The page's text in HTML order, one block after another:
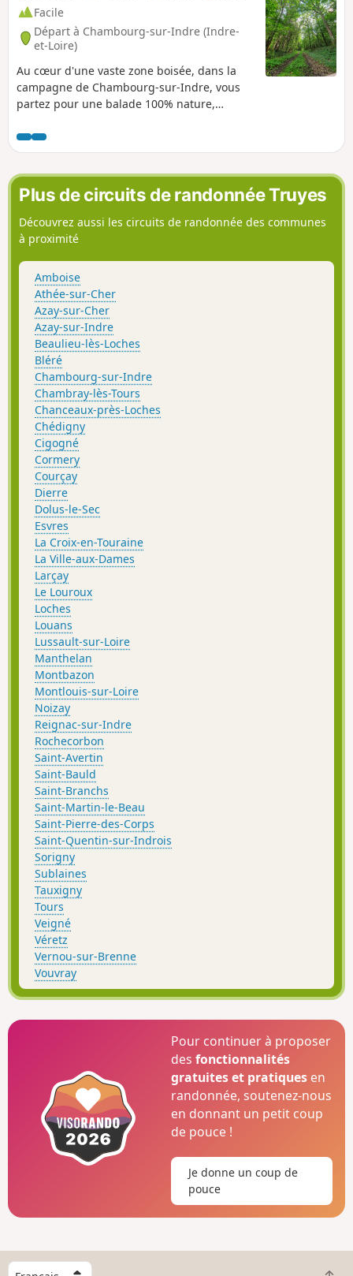
Facile
Départ à Chambourg-sur-Indre (Indre-
et-Loire)
Au cœur d'une vaste zone boisée, dans la
campagne de Chambourg-sur-Indre, vous
partez pour une balade 100% nature,
Quelques pas à travers champs et dans des
hameaux chambourgeois vous conduiront
dans les bois où vous aurez peut-être
l'occasion d'apercevoir un chevreuil ou un
autre habitant de la forêt.
Plus de circuits de randonnée Truyes
Découvrez aussi les circuits de randonnée des communes
à proximité
Amboise
Athée-sur-Cher
Azay-sur-Cher
Azay-sur-Indre
Beaulieu-lès-Loches
Bléré
Chambourg-sur-Indre
Chambray-lès-Tours
Chanceaux-près-Loches
Chédigny
Cigogné
Cormery
Courçay
Dierre
Dolus-le-Sec
Esvres
La Croix-en-Touraine
La Ville-aux-Dames
Larçay
Le Louroux
Loches
Louans
Lussault-sur-Loire
Manthelan
Montbazon
Montlouis-sur-Loire
Noizay
Reignac-sur-Indre
Rochecorbon
Saint-Avertin
Saint-Bauld
Saint-Branchs
Saint-Martin-le-Beau
Saint-Pierre-des-Corps
Saint-Quentin-sur-Indrois
Sorigny
Sublaines
Tauxigny
Tours
Veigné
Véretz
Vernou-sur-Brenne
Vouvray
Pour continuer à proposer
desfonctionnalités
gratuites et pratiques en
randonnée, soutenez-nous
en donnant un petit coup
de pouce !
Je donne un coup de
pouce
C